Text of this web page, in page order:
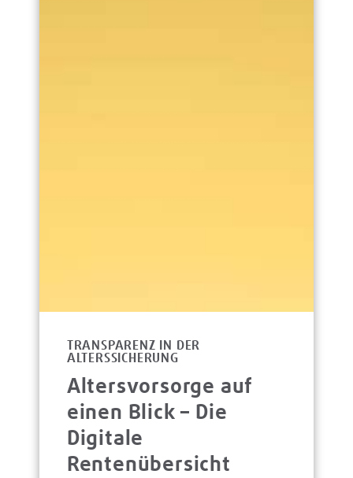
TRANSPARENZ IN DER
ALTERSSICHERUNG
Altersvorsorge auf
einen Blick – Die
Digitale
Rentenübersicht